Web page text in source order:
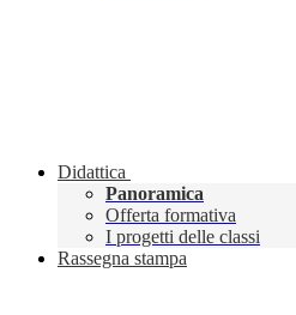
Didattica
Panoramica
Offerta formativa
I progetti delle classi
Rassegna stampa